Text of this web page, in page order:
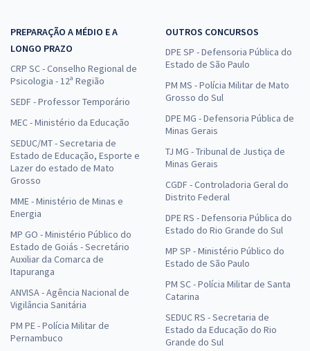
PREPARAÇÃO A MÉDIO E A
LONGO PRAZO
CRP SC - Conselho Regional de
Psicologia - 12ª Região
SEDF - Professor Temporário
MEC - Ministério da Educação
SEDUC/MT - Secretaria de
Estado de Educação, Esporte e
Lazer do estado de Mato
Grosso
MME - Ministério de Minas e
Energia
MP GO - Ministério Público do
Estado de Goiás - Secretário
Auxiliar da Comarca de
Itapuranga
ANVISA - Agência Nacional de
Vigilância Sanitária
PM PE - Polícia Militar de
Pernambuco
OUTROS CONCURSOS
DPE SP - Defensoria Pública do
Estado de São Paulo
PM MS - Polícia Militar de Mato
Grosso do Sul
DPE MG - Defensoria Pública de
Minas Gerais
TJ MG - Tribunal de Justiça de
Minas Gerais
CGDF - Controladoria Geral do
Distrito Federal
DPE RS - Defensoria Pública do
Estado do Rio Grande do Sul
MP SP - Ministério Público do
Estado de São Paulo
PM SC - Polícia Militar de Santa
Catarina
SEDUC RS - Secretaria de
Estado da Educação do Rio
Grande do Sul